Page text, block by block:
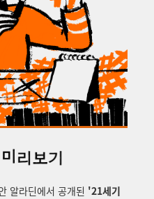
알라딘에서 공개된 '21세기